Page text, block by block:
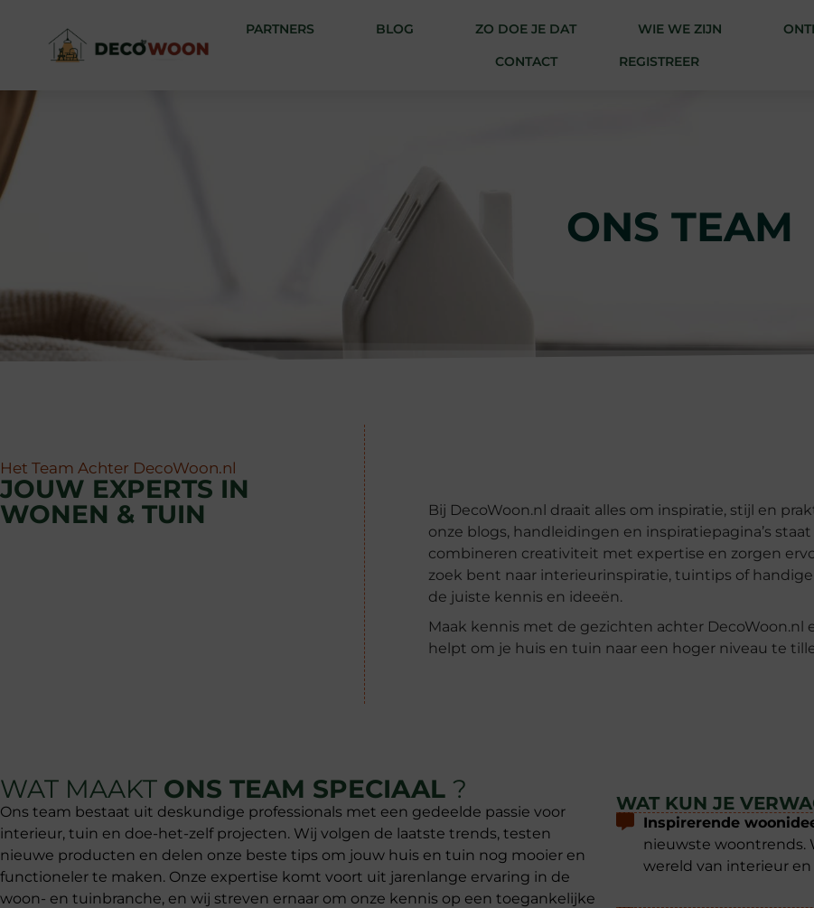
PARTNERS BLOG ZO DOE JE DAT WIE WE ZIJN
CONTACT
REGISTREER
ONS TEAM
Het Team Achter DecoWoon.nl
JOUW EXPERTS IN
WONEN & TUIN
Bij DecoWoon.nl draait alles om inspiratie, stijl en
onze blogs, handleidingen en inspiratiepagina’s
combineren creativiteit met expertise en zorgen
zoek bent naar interieurinspiratie, tuintips of
de juiste kennis en ideeën.
Maak kennis met de gezichten achter
helpt om je huis en tuin naar een hoger niveau te
WAT MAAKT ONS TEAM SPECIAAL ?
Ons team bestaat uit deskundige professionals met een gedeelde passie voor
interieur, tuin en doe-het-zelf projecten. Wij volgen de laatste trends, testen
nieuwe producten en delen onze beste tips om jouw huis en tuin nog mooier en
functioneler te maken. Onze expertise komt voort uit jarenlange ervaring in de
woon- en tuinbranche, en wij streven ernaar om onze kennis op een toegankelijke
WAT KUN JE
Inspirerende
nieuwste woontrends.
wereld van interieur en